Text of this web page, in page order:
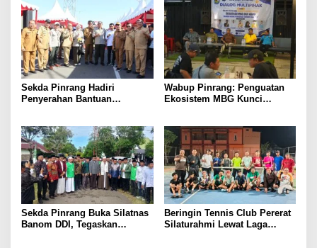
Sekda Pinrang Hadiri
Penyerahan Bantuan
Wabup Pinrang: Penguatan
Ekosistem MBG Kunci
Sekda Pinrang Buka Silatnas
Banom DDI, Tegaskan
Beringin Tennis Club Pererat
Silaturahmi Lewat Laga